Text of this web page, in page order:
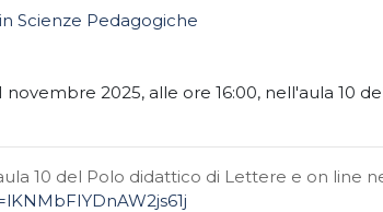
Scienze Pedagogiche
novembre 2025, alle ore 16:00, nell'aula 10
10 del Polo didattico di Lettere e on line